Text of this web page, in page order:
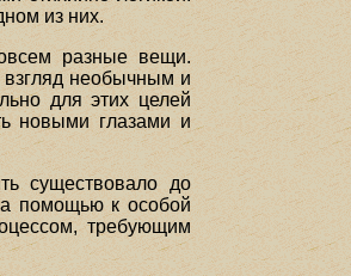
из них.
разные вещи.
необычным и
для этих целей
новыми глазами и
существовало до
помощью к особой
требующим